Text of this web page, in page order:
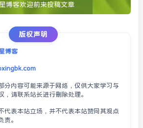
博客欢迎前来投稿文章
版权声明
博客
分内容可能来源于网络，仅供大家学习与
，请联系站长进行删除处理。
代表本站立场，并不代表本站赞同其观点
责。